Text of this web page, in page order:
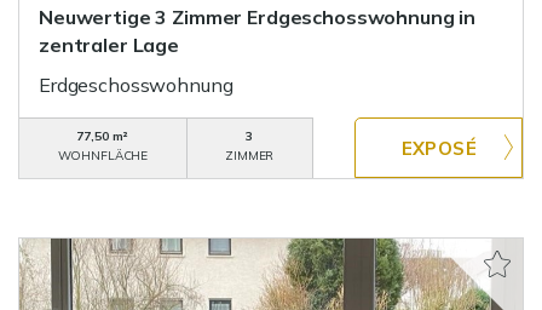
Neuwertige 3 Zimmer Erdgeschosswohnung in
zentraler Lage
Erdgeschosswohnung
77,50 m²
WOHNFLÄCHE
3
ZIMMER